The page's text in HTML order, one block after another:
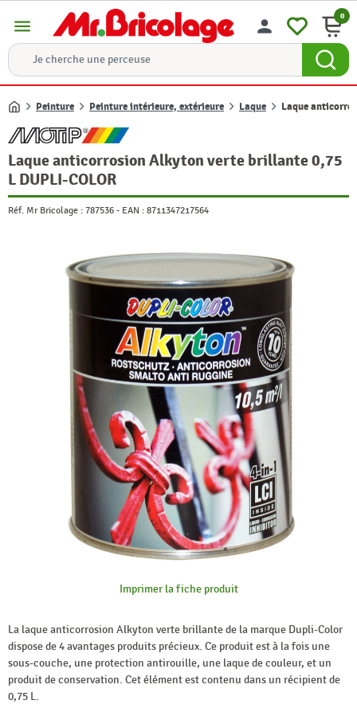
menu person 0
Accueil
Peinture Peinture intérieure, extérieure Laque Laque
Laque anticorrosion Alkyton verte brillante 0,75
L DUPLI-COLOR
Réf. Mr Bricolage : 787536 - EAN : 8711347217564
Imprimer la fiche produit
La laque anticorrosion Alkyton verte brillante de la marque Dupli-Color
dispose de 4 avantages produits précieux. Ce produit est à la fois une
sous-couche, une protection antirouille, une laque de couleur, et un
produit de conservation. Cet élément est contenu dans un récipient de
0,75 L.